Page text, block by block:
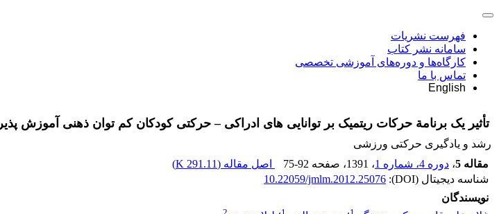
فهرست نشریات
سامانه نشر کتاب
کارگاه‌ها و دوره‌های آموزشی تخصصی
تماس با ما
English
تأثیر یک برنامة حرکات ریتمیک بر توانایی های ادراکی – حرکتی کودکان کم توان ذهنی آموزش پذیر
رشد و یادگیری حرکتی ورزشی
مقاله 5
، دوره 4، شماره 1 ، 1391 ، صفحه 75-92 اصل مقاله (291.11 K
)
شناسه دیجیتال (DOI):
10.22059/jmlm.2012.25076
نویسندگان